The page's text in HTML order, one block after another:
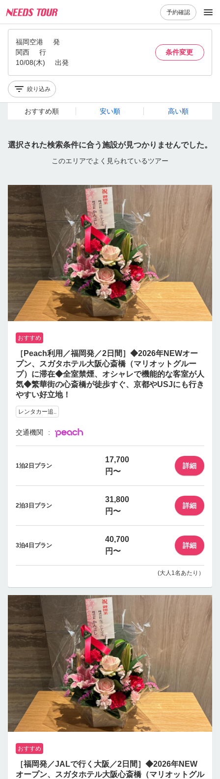
予約確認
福岡空港
発
関西
行
10/08(木)
出発
条件変更
絞り込み
おすすめ順 安い順 高い順
選択された検索条件に合う施設が見つかりませんでした。
このエリアでよく見られているツアー
おすすめ
［Peach利用／福岡発／2日間］◆2026年NEWオー
プン、スガタホテル大阪心斎橋（マリオットグルー
プ）に滞在◆全室禁煙、オシャレで機能的な客室が人
気◆繁華街の心斎橋が徒歩すぐ、京都やUSJにも行き
やすい好立地！
レンタカー追..
交通機関
1泊2日プラン
17,700
円〜
詳細
2泊3日プラン
31,800
円〜
詳細
3泊4日プラン
40,700
円〜
詳細
(大人1名あたり）
おすすめ
［福岡発／JALで行く大阪／2日間］◆2026年NEW
オープン、スガタホテル大阪心斎橋（マリオットグル